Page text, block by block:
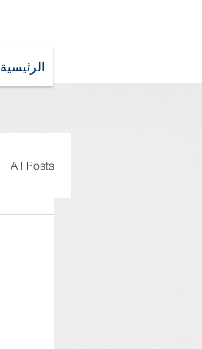
الرئيسية
All Posts